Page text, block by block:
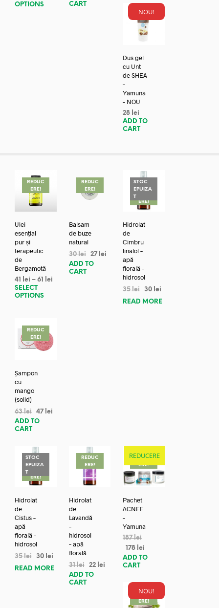
OPTIONS
CART
NOU!
Dus gel
cu Unt
de SHEA
–
Yamuna
– NOU
28 lei
ADD TO
CART
REDUC
ERE!
Ulei
esențial
pur și
terapeutic
de
Bergamotă
41 lei – 61
lei
SELECT
OPTIONS
REDUC
ERE!
Balsam
de buze
natural
30lei 27 lei
ADD TO
CART
STOC
EPUIZA
TREDUC
ERE!
Hidrolat
de
Cimbru
linalol –
apă
florală –
hidrosol
35lei 30 lei
READ MORE
REDUC
ERE!
Șampon
cu
mango
(solid)
63lei 47 lei
ADD TO
CART
STOC
EPUIZA
TREDUC
ERE!
Hidrolat
de
Cistus –
apă
florală –
hidrosol
35lei 30 lei
READ MORE
REDUC
ERE!
Hidrolat
de
Lavandă
–
hidrosol
– apă
florală
31lei 22 lei
ADD TO
CART
REDUCERE
REDUC
ERE!
Pachet
ACNEE
–
Yamuna
187lei
178 lei
ADD TO
CART
NOU!
REDUC
ERE!